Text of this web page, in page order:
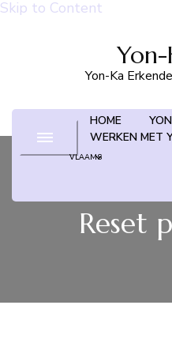
Skip to Content
Yon-
Yon-Ka
HOME
WERKEN MET
VLAAMS
Reset